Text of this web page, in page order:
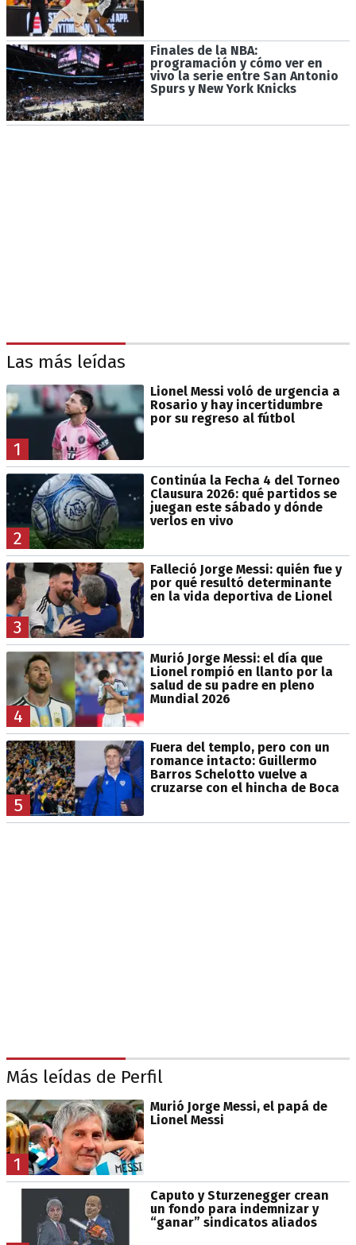
Finales de la NBA:
programación y cómo ver en
vivo la serie entre San Antonio
Spurs y New York Knicks
Las más leídas
1
Lionel Messi voló de urgencia a
Rosario y hay incertidumbre
por su regreso al fútbol
2
Continúa la Fecha 4 del Torneo
Clausura 2026: qué partidos se
juegan este sábado y dónde
verlos en vivo
3
Falleció Jorge Messi: quién fue y
por qué resultó determinante
en la vida deportiva de Lionel
4
Murió Jorge Messi: el día que
Lionel rompió en llanto por la
salud de su padre en pleno
Mundial 2026
5
Fuera del templo, pero con un
romance intacto: Guillermo
Barros Schelotto vuelve a
cruzarse con el hincha de Boca
Más leídas de Perfil
1
Murió Jorge Messi, el papá de
Lionel Messi
Caputo y Sturzenegger crean
un fondo para indemnizar y
“ganar” sindicatos aliados